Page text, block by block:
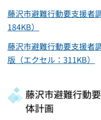
藤沢市避難行動要支援者
184KB）
藤沢市避難行動要支援者
版（エクセル：311KB）
藤沢市避難行動
体計画